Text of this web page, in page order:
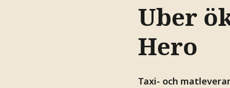
Uber
Hero
Taxi- och